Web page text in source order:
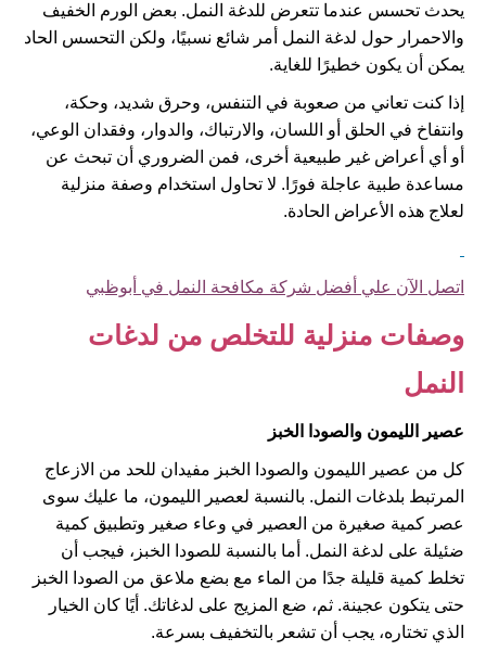
يحدث تحسس عندما تتعرض للدغة النمل. بعض الورم الخفيف
والاحمرار حول لدغة النمل أمر شائع نسبيًا، ولكن التحسس الحاد
يمكن أن يكون خطيرًا للغاية.
إذا كنت تعاني من صعوبة في التنفس، وحرق شديد، وحكة،
وانتفاخ في الحلق أو اللسان، والارتباك، والدوار، وفقدان الوعي،
أو أي أعراض غير طبيعية أخرى، فمن الضروري أن تبحث عن
مساعدة طبية عاجلة فورًا. لا تحاول استخدام وصفة منزلية
لعلاج هذه الأعراض الحادة.
اتصل الآن علي أفضل شركة مكافحة النمل في أبوظبي
وصفات منزلية للتخلص من لدغات
النمل
عصير الليمون والصودا الخبز
كل من عصير الليمون والصودا الخبز مفيدان للحد من الازعاج
المرتبط بلدغات النمل. بالنسبة لعصير الليمون، ما عليك سوى
عصر كمية صغيرة من العصير في وعاء صغير وتطبيق كمية
ضئيلة على لدغة النمل. أما بالنسبة للصودا الخبز، فيجب أن
تخلط كمية قليلة جدًا من الماء مع بضع ملاعق من الصودا الخبز
حتى يتكون عجينة. ثم، ضع المزيج على لدغاتك. أيًا كان الخيار
الذي تختاره، يجب أن تشعر بالتخفيف بسرعة.